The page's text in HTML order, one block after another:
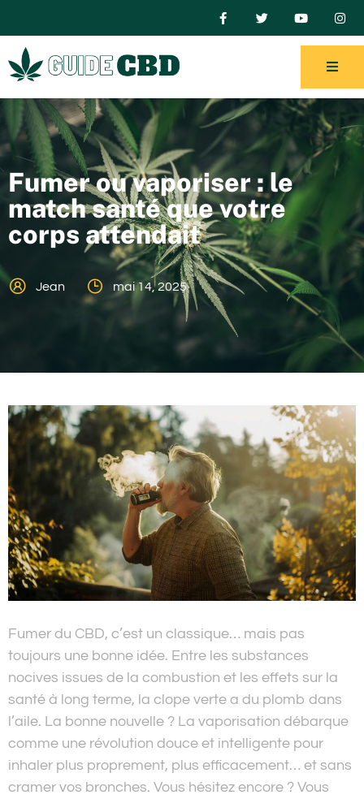
Fumer ou vaporiser : le
match santé que votre
corps attendait
Jean mai 14, 2025
Fumer du CBD, c’est un classique… mais pas
toujours une bonne idée. Entre les substances
nocives issues de la combustion et les effets sur la
santé à long terme, la clope verte a du plomb dans
l’aile. La bonne nouvelle ? La vaporisation débarque
comme une révolution douce et intelligente pour
inhaler plus proprement, plus efficacement… et sans
cramer vos bronches. Vous hésitez encore ? Vous